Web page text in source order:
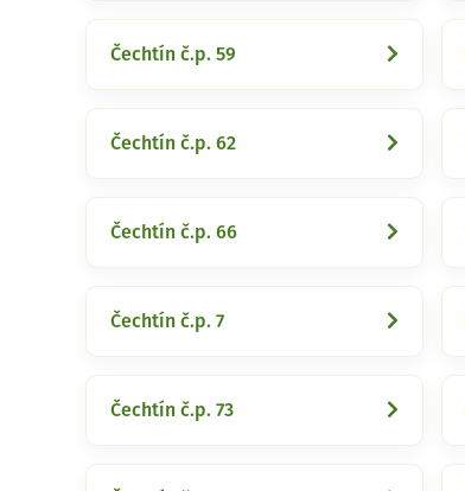
Čechtín č.p. 59
Čechtín č.p. 62
Čechtín č.p. 66
Čechtín č.p. 7
Čechtín č.p. 73